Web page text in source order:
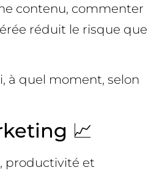
contenu, commenter
réduit le risque que
à quel moment, selon
📈
productivité et